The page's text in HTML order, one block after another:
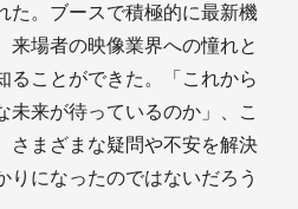
た。ブースで積極的に最新機
来場者の映像業界への憧れと
ることができた。「これから
未来が待っているのか」、こ
さまざまな疑問や不安を解決
りになったのではないだろう